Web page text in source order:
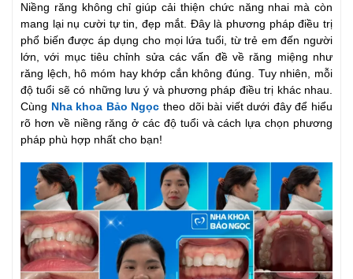
Niềng răng không chỉ giúp cải thiện chức năng nhai mà còn
mang lại nụ cười tự tin, đẹp mắt. Đây là phương pháp điều trị
phổ biến được áp dụng cho mọi lứa tuổi, từ trẻ em đến người
lớn, với mục tiêu chỉnh sửa các vấn đề về răng miệng như
răng lệch, hô móm hay khớp cắn không đúng. Tuy nhiên, mỗi
độ tuổi sẽ có những lưu ý và phương pháp điều trị khác nhau.
Cùng Nha khoa Bảo Ngọc theo dõi bài viết dưới đây để hiểu
rõ hơn về niềng răng ở các độ tuổi và cách lựa chọn phương
pháp phù hợp nhất cho bạn!